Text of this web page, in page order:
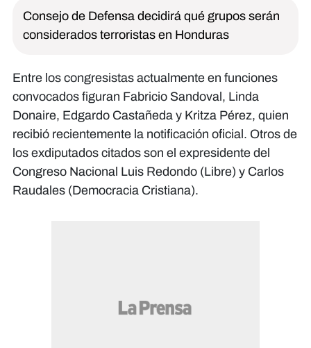
Consejo de Defensa decidirá qué grupos serán
considerados terroristas en Honduras
Entre los congresistas actualmente en funciones
convocados figuran Fabricio Sandoval, Linda
Donaire, Edgardo Castañeda y Kritza Pérez, quien
recibió recientemente la notificación oficial. Otros de
los exdiputados citados son el expresidente del
Congreso Nacional Luis Redondo (Libre) y Carlos
Raudales (Democracia Cristiana).